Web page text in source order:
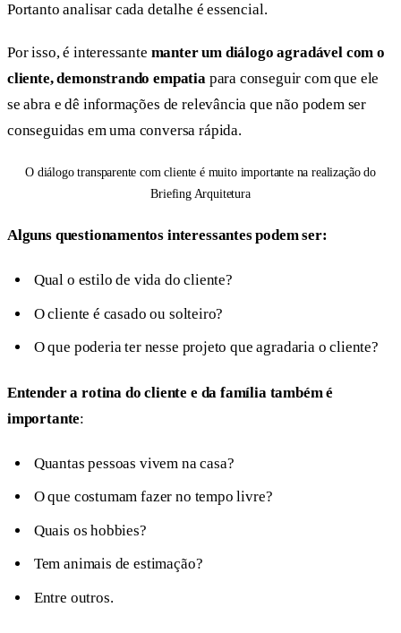
Portanto analisar cada detalhe é essencial.
Por isso, é interessante manter um diálogo agradável com o
cliente, demonstrando empatiapara conseguir com que ele
se abra e dê informações de relevância que não podem ser
conseguidas em uma conversa rápida.
O diálogo transparente com cliente é muito importante na realização do
Briefing Arquitetura
Alguns questionamentos interessantes podem ser:
Qual o estilo de vida do cliente?
O cliente é casado ou solteiro?
O que poderia ter nesse projeto que agradaria o cliente?
Entender a rotina do cliente e da família também é
importante:
Quantas pessoas vivem na casa?
O que costumam fazer no tempo livre?
Quais os hobbies?
Tem animais de estimação?
Entre outros.